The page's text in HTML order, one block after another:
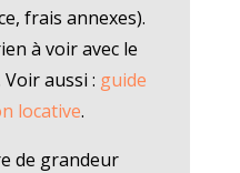
frais annexes).
à voir avec le
Voir aussi : guide
locative.
de grandeur